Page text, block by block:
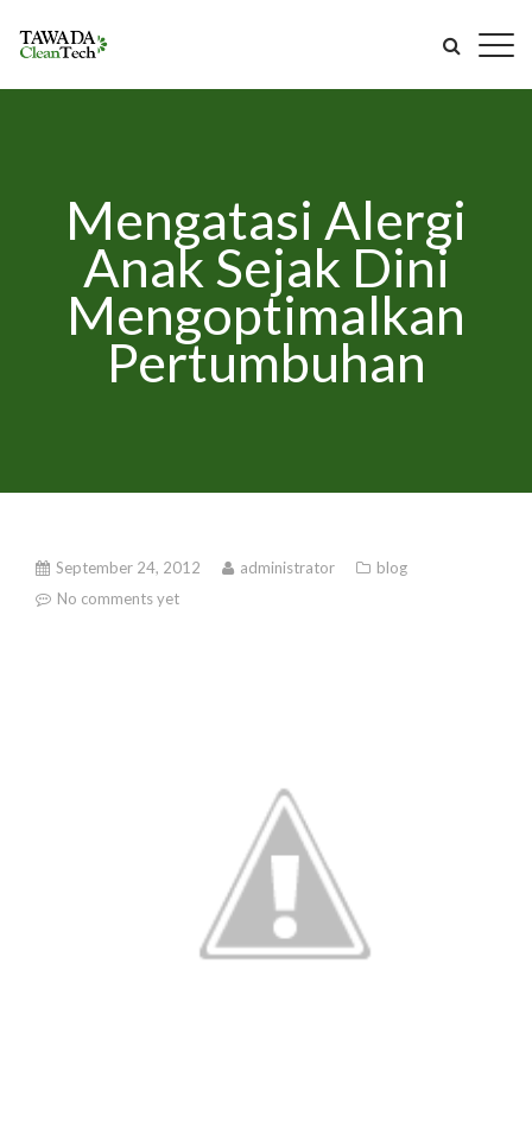
Mengatasi Alergi
Anak Sejak Dini
Mengoptimalkan
Pertumbuhan
September 24, 2012 administrator
blog
No comments yet